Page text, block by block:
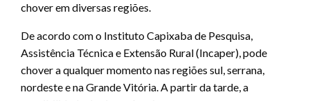
chover em diversas regiões.
De acordo com o Instituto Capixaba de Pesquisa,
Assistência Técnica e Extensão Rural (Incaper), pode
chover a qualquer momento nas regiões sul, serrana,
nordeste e na Grande Vitória. A partir da tarde, a